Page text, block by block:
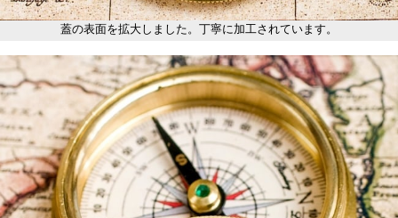
蓋の表面を拡大しました。丁寧に加工されています。